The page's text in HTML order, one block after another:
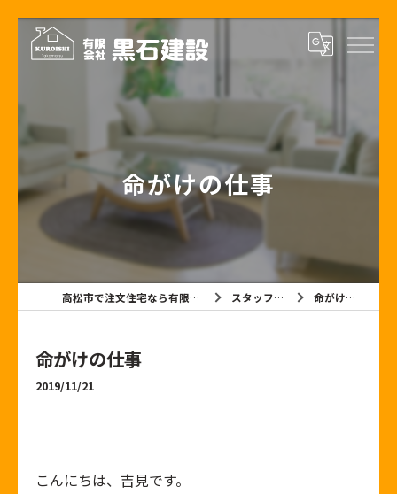
命がけの仕事
高松市で注文住宅なら有限会社黒石建設 スタッフブログ 命がけの仕事
命がけの仕事
2019/11/21
こんにちは、吉見です。